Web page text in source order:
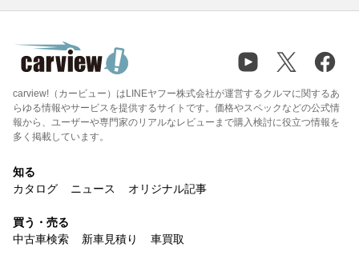
carview!（カービュー）はLINEヤフー株式会社が運営するクルマに関するあ
らゆる情報やサービスを提供するサイトです。価格やスペックなどの公式情
報から、ユーザーや専門家のリアルなレビューまで購入検討に役立つ情報を
多く掲載しています。
知る
カタログ
ニュース オリジナル記事
買う・売る
中古車検索
新車見積り 車買取